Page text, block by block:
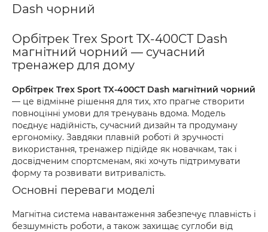
Dash чорний
Орбітрек Trex Sport TX-400CT Dash
магнітний чорний — сучасний
тренажер для дому
Орбітрек Trex Sport TX-400CT Dash магнітний чорний
— це відмінне рішення для тих, хто прагне створити
повноцінні умови для тренувань вдома. Модель
поєднує надійність, сучасний дизайн та продуману
ергономіку. Завдяки плавній роботі й зручності
використання, тренажер підійде як новачкам, так і
досвідченим спортсменам, які хочуть підтримувати
форму та розвивати витривалість.
Основні переваги моделі
Магнітна система навантаження забезпечує плавність і
безшумність роботи, а також захищає суглоби від